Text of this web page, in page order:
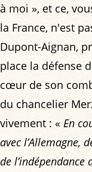
à moi », et ce,
la France, n'est
Dupont-Aignan,
place la défense
cœur de son
du chancelier
vivement : « En
avec l’Allemagne,
de l’indépendance